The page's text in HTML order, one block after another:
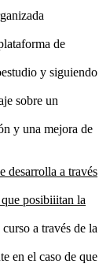
de
y siguiendo
sobre un
y una mejora de
desarrolla a través
posibiiitan la
a través de la
en el caso de que